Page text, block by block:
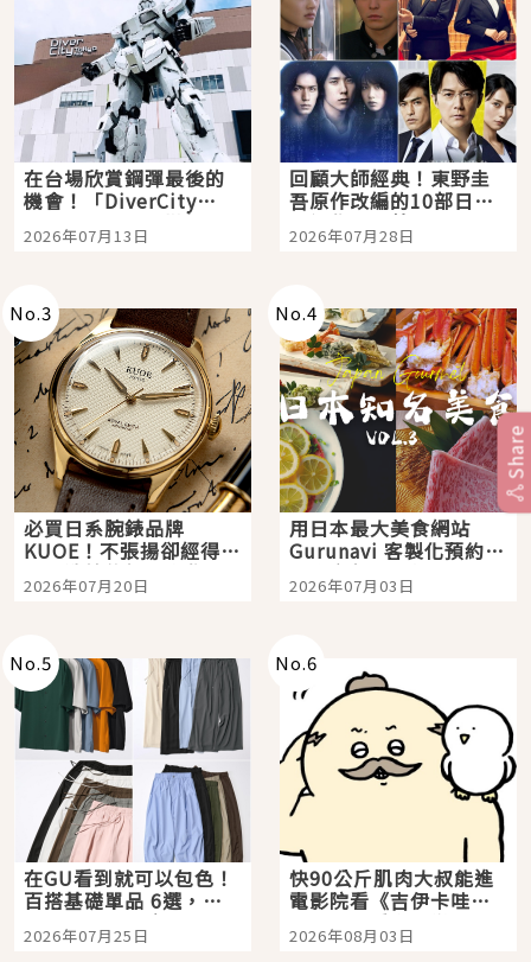
在台場欣賞鋼彈最後的
機會！「DiverCity
Tokyo Plaza」搭船、
購物、美食及夜景，一
2026年07月13日
回顧大師經典！東野圭
吾原作改編的10部日本
影視作品推薦
2026年07月28日
No.3
必買日系腕錶品牌
KUOE！不張揚卻經得起
時間洗鍊的經典之作五
選
2026年07月20日
No.4
用日本最大美食網站
Gurunavi 客製化預約九
大都市餐廳，打造專屬
美食體驗！
2026年07月03日
No.5
在GU看到就可以包色！
百搭基礎單品 6選，閉
眼全收也不心疼
2026年07月25日
No.6
快90公斤肌肉大叔能進
電影院看《吉伊卡哇》
嗎？日本重金屬樂團
「打首」會長與nagano
2026年08月03日
Share